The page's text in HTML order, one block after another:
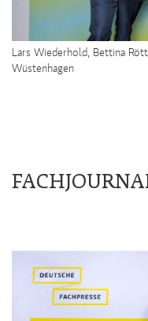
Lars Wiederhold, Bettina
Wüstenhagen